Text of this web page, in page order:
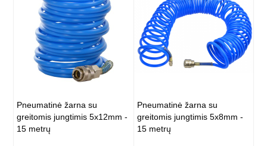
Pneumatinė žarna su
greitomis jungtimis 5x12mm -
15 metrų
Pneumatinė žarna su
greitomis jungtimis 5x8mm -
15 metrų